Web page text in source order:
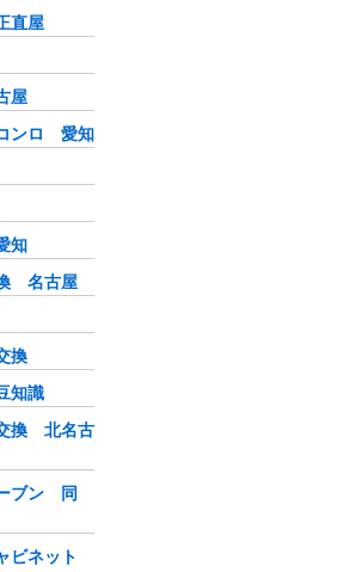
直屋
屋
ンロ 愛知
知
名古屋
換
知識
換 北名古
ブン 同
ビネット